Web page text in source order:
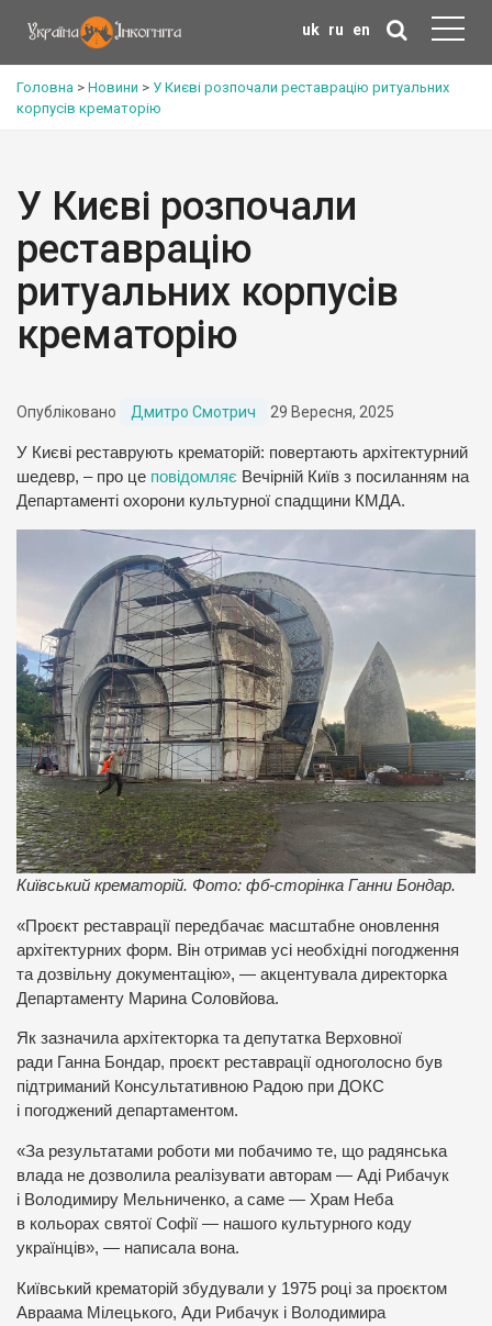
uk ru en
Головна > Новини > У Києві розпочали реставрацію ритуальних
корпусів крематорію
У Києві розпочали
реставрацію
ритуальних корпусів
крематорію
Опубліковано Дмитро Смотрич 29 Вересня, 2025
У Києві реставрують крематорій: повертають архітектурний
шедевр, – про це повідомляє Вечірній Київ з посиланням на
Департаменті охорони культурної спадщини КМДА.
Київський крематорій. Фото: фб-сторінка Ганни Бондар.
«Проєкт реставрації передбачає масштабне оновлення
архітектурних форм. Він отримав усі необхідні погодження
та дозвільну документацію», — акцентувала директорка
Департаменту Марина Соловйова.
Як зазначила архітекторка та депутатка Верховної
ради Ганна Бондар, проєкт реставрації одноголосно був
підтриманий Консультативною Радою при ДОКС
і погоджений департаментом.
«За результатами роботи ми побачимо те, що радянська
влада не дозволила реалізувати авторам — Аді Рибачук
і Володимиру Мельниченко, а саме — Храм Неба
в кольорах святої Софії — нашого культурного коду
українців», — написала вона.
Київський крематорій збудували у 1975 році за проєктом
Авраама Мілецького, Ади Рибачук і Володимира